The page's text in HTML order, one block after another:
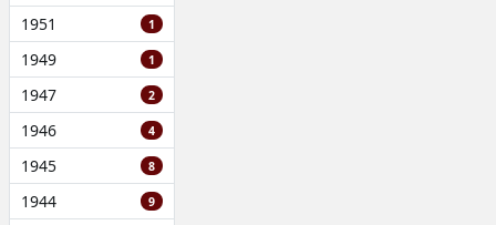
1951 1
1949 1
1947 2
1946 4
1945 8
1944 9